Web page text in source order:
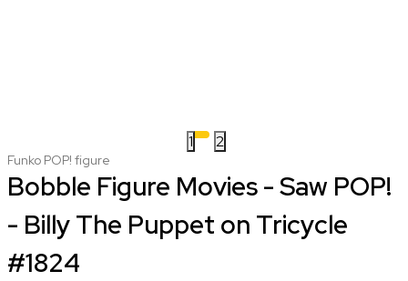
1 2
Funko POP! figure
Bobble Figure Movies - Saw POP!
- Billy The Puppet on Tricycle
#1824